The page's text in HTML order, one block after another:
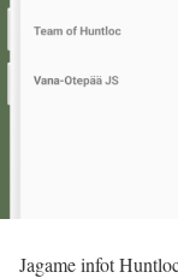
Jagame infot